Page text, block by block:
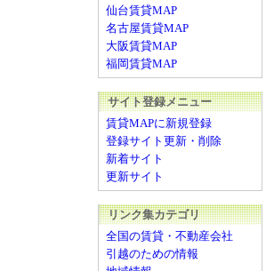
仙台賃貸MAP
名古屋賃貸MAP
大阪賃貸MAP
福岡賃貸MAP
サイト登録メニュー
賃貸MAPに新規登録
登録サイト更新・削除
新着サイト
更新サイト
リンク集カテゴリ
全国の賃貸・不動産会社
引越のための情報